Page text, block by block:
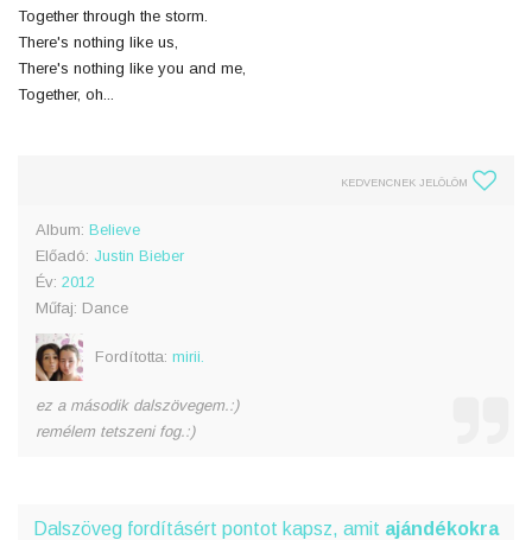
Together through the storm.
There's nothing like us,
There's nothing like you and me,
Together, oh...
KEDVENCNEK JELÖLÖM
Album: Believe
Előadó: Justin Bieber
Év: 2012
Műfaj: Dance
Fordította: mirii.
ez a második dalszövegem.:)
remélem tetszeni fog.:)
Dalszöveg fordításért pontot kapsz, amit ajándékokra